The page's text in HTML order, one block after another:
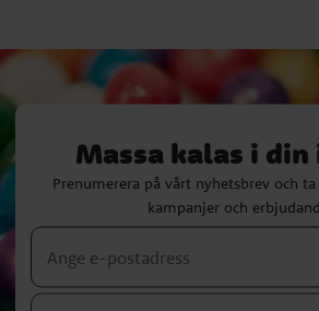
Massa kalas i
Prenumerera på vårt nyhetsbrev och
kampanjer och